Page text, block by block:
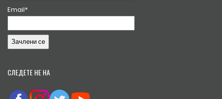
Email*
СЛЕДЕТЕ НЕ НА